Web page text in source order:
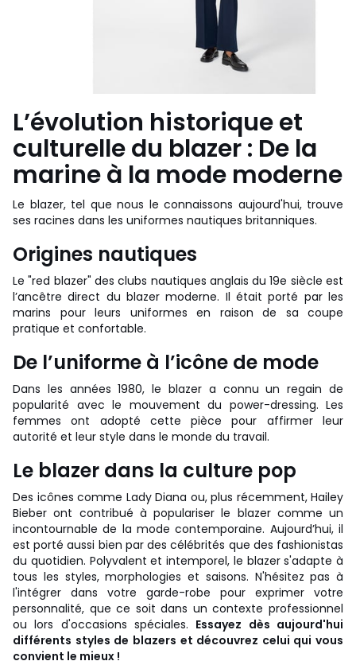
L’évolution historique et
culturelle du blazer : De la
marine à la mode moderne
Le blazer, tel que nous le connaissons aujourd'hui, trouve
ses racines dans les uniformes nautiques britanniques.
Origines nautiques
Le "red blazer" des clubs nautiques anglais du 19e siècle est
l’ancêtre direct du blazer moderne. Il était porté par les
marins pour leurs uniformes en raison de sa coupe
pratique et confortable.
De l’uniforme à l’icône de mode
Dans les années 1980, le blazer a connu un regain de
popularité avec le mouvement du power-dressing. Les
femmes ont adopté cette pièce pour affirmer leur
autorité et leur style dans le monde du travail.
Le blazer dans la culture pop
Des icônes comme Lady Diana ou, plus récemment, Hailey
Bieber ont contribué à populariser le blazer comme un
incontournable de la mode contemporaine. Aujourd’hui, il
est porté aussi bien par des célébrités que des fashionistas
du quotidien. Polyvalent et intemporel, le blazer s'adapte à
tous les styles, morphologies et saisons. N'hésitez pas à
l'intégrer dans votre garde-robe pour exprimer votre
personnalité, que ce soit dans un contexte professionnel
ou lors d'occasions spéciales. Essayez dès aujourd'hui
différents styles de blazers et découvrez celui qui vous
convient le mieux !